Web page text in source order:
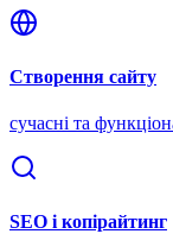
Створення сайту
сучасні та
SEO і копірайтинг